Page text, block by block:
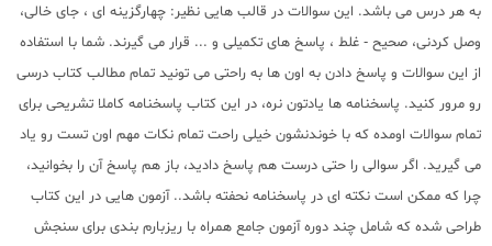
به هر درس می باشد. این سوالات در قالب هایی نظیر: چهارگزینه ای ، جای خالی،
وصل کردنی، صحیح - غلط ، پاسخ های تکمیلی و ... قرار می گیرند. شما با استفاده
از این سوالات و پاسخ دادن به اون ها به راحتی می تونید تمام مطالب کتاب درسی
رو مرور کنید. پاسخنامه ها یادتون نره، در این کتاب پاسخنامه کاملا تشریحی برای
تمام سوالات اومده که با خوندنشون خیلی راحت تمام نکات مهم اون تست رو یاد
می گیرید. اگر سوالی را حتی درست هم پاسخ دادید، باز هم پاسخ آن را بخوانید،
چرا که ممکن است نکته ای در پاسخنامه نحفته باشد.. آزمون هایی در این کتاب
طراحی شده که شامل چند دوره آزمون جامع همراه با ریزبارم بندی برای سنجش